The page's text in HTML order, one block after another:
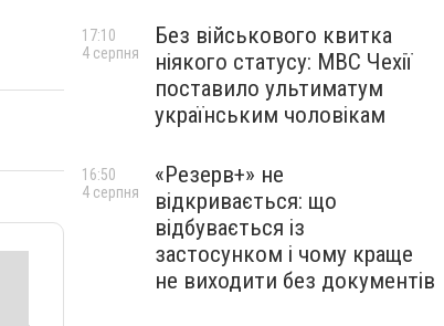
Без військового квитка
ніякого статусу: МВС Чехії
поставило ультиматум
українським чоловікам
17:10
4 серпня
«Резерв+» не
відкривається: що
відбувається із
застосунком і чому краще
не виходити без документів
16:50
4 серпня